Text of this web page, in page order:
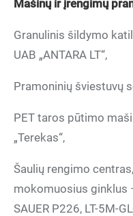
Mašinų irįrengimų
Granulinis šildymo
UAB „ANTARA LT“,
Pramoninių šviestuvų
PET taros pūtimo
„Terekas“,
Šaulių rengimo
mokomuosius ginklus
SAUER P226, LT-5M-